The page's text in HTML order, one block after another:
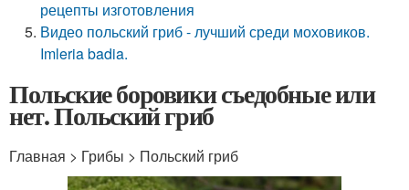
рецепты изготовления
Видео польский гриб - лучший среди моховиков.
Imleria badia.
Польские боровики съедобные или
нет. Польский гриб
Главная > Грибы > Польский гриб